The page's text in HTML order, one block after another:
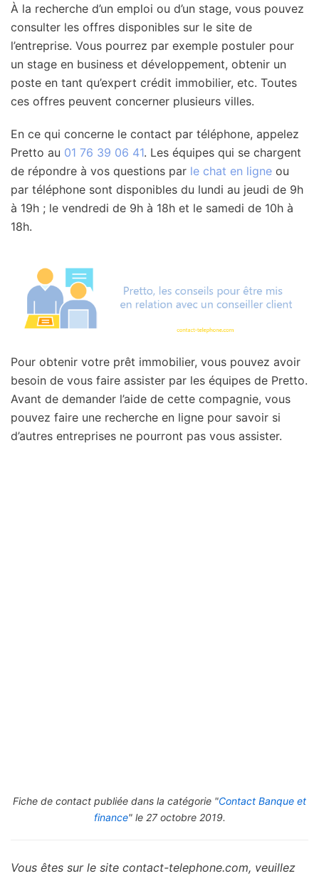
À la recherche d’un emploi ou d’un stage, vous pouvez
consulter les offres disponibles sur le site de
l’entreprise. Vous pourrez par exemple postuler pour
un stage en business et développement, obtenir un
poste en tant qu’expert crédit immobilier, etc. Toutes
ces offres peuvent concerner plusieurs villes.
En ce qui concerne le contact par téléphone, appelez
Pretto au 01 76 39 06 41. Les équipes qui se chargent
de répondre à vos questions par le chat en ligne ou
par téléphone sont disponibles du lundi au jeudi de 9h
à 19h ; le vendredi de 9h à 18h et le samedi de 10h à
18h.
Pour obtenir votre prêt immobilier, vous pouvez avoir
besoin de vous faire assister par les équipes de Pretto.
Avant de demander l’aide de cette compagnie, vous
pouvez faire une recherche en ligne pour savoir si
d’autres entreprises ne pourront pas vous assister.
Fiche de contact publiée dans la catégorie "Contact Banque et
finance" le 27 octobre 2019.
Vous êtes sur le site contact-telephone.com, veuillez